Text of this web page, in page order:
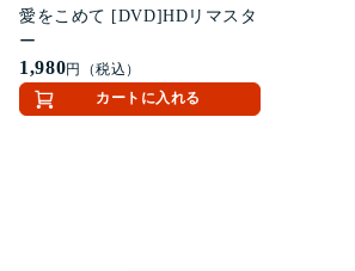
愛をこめて [DVD]HDリマスタ
ー
1,980円（税込）
カートに入れる